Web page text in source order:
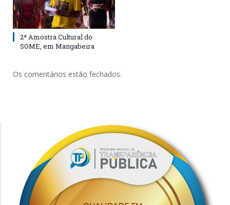
2ª Amostra Cultural do
SOME, em Mangabeira
Os comentários estão fechados.